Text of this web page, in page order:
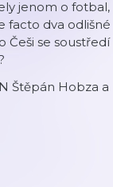
jenom o fotbal,
facto dva odlišné
Češi se soustředí
Štěpán Hobza a